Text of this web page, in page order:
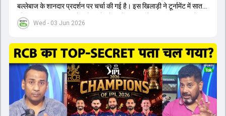
Wed - 03 Jun 2026
बल्लेबाज के शानदार प्रदर्शन पर चर्चा की गई है। इस खिलाड़ी ने टूर्नामेंट में सात
सौ छिहत्तर रन बनाकर ऑरेंज कैप और मोस्ट वैल्युएबल प्लेयर का खिताब अपने नाम
किया है। वीडियो में बताया गया है कि ऑस्ट्रेलियाई टीम के वर्तमान कप्तान और
ऑस्ट्रेलियाई कप्तान के अनुसार, शुरुआत में लोगों को इस खिलाड़ी के प्रदर्शन पर
संदेह था, लेकिन अब उसने खुद को एक बेहतरीन बल्लेबाज साबित कर दिया है जो
गेंद को बाउंड्री के काफी पार मारने की क्षमता रखता है। वहीं, इंग्लैंड के पूर्व कप्तान
ने कहा कि टूर्नामेंट जीतने वाली टीम के अलावा इस सीजन की सबसे बड़ी बात इस
युवा खिलाड़ी का प्रदर्शन रहा है, जिसे देखने के लिए स्टेडियम में भारी भीड़ उमड़ती
थी। शानदार प्रदर्शन के बाद इस युवा खिलाड़ी को श्रीलंका में होने वाली
त्रिकोणीय सीरीज के लिए इंडिया ए टीम में भी शामिल कर लिया गया है।